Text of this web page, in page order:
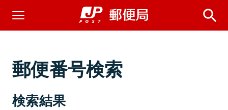
郵便番号検索
検索結果